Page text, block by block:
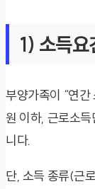
1) 소득요
부양가족이 “연
원 이하, 근로소
니다.
단, 소득 종류(근